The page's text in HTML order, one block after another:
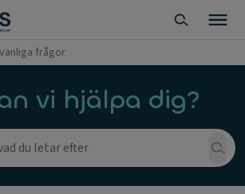
frågor
vi hjälpa dig?